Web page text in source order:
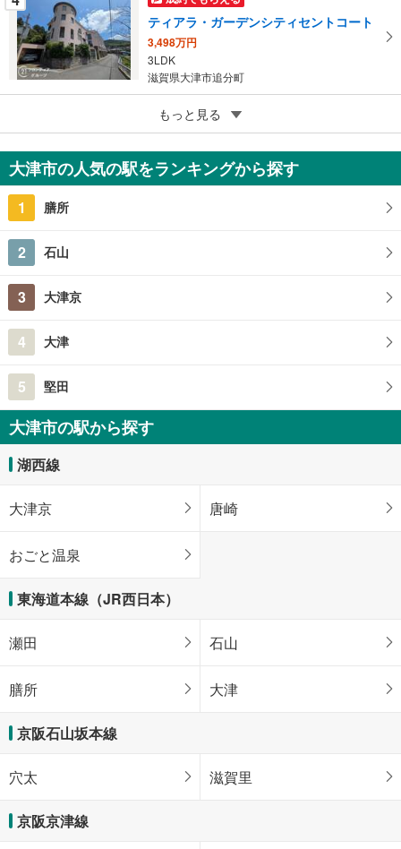
ティアラ・ガーデンシティセントコート
3,498万円
3LDK
滋賀県大津市追分町
ヴィオス北大路
980万円
3LDK
滋賀県大津市北大路3丁目
もっと見る
大津市の人気の駅をランキングから探す
1 膳所
2 石山
3 大津京
4 大津
5 堅田
大津市の駅から探す
湖西線
大津京 唐崎
おごと温泉
東海道本線（JR西日本）
瀬田 石山
膳所 大津
京阪石山坂本線
穴太 滋賀里
京阪京津線